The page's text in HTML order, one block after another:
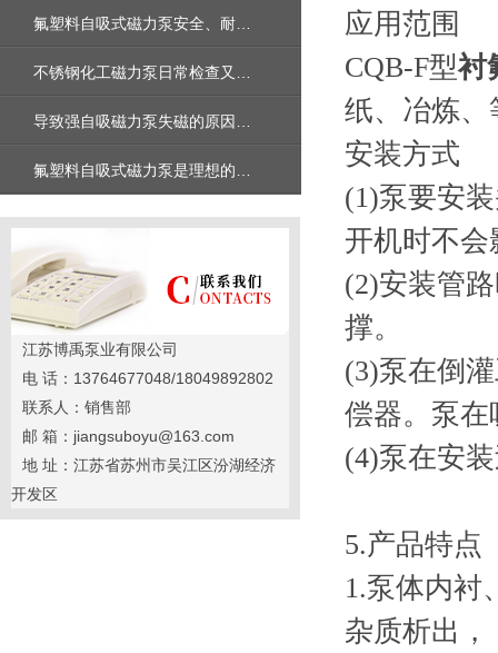
氟塑料自吸式磁力泵安全、耐腐蚀的重要选择
不锈钢化工磁力泵日常检查又哪些执行标准
导致强自吸磁力泵失磁的原因是什么呢
氟塑料自吸式磁力泵是理想的输送泵吗
江苏博禹泵业有限公司
电 话：13764677048/18049892802
联系人：销售部
邮 箱：jiangsuboyu@163.com
地 址：江苏省苏州市吴江区汾湖经济
开发区
应用范围
CQB-F型衬
纸、冶炼
安装方式
(1)泵要安
开机时不
(2)安装管
撑。
(3)泵在倒
偿器。泵
(4)泵在安
5.产品特点
1.泵体内衬
杂质析出，